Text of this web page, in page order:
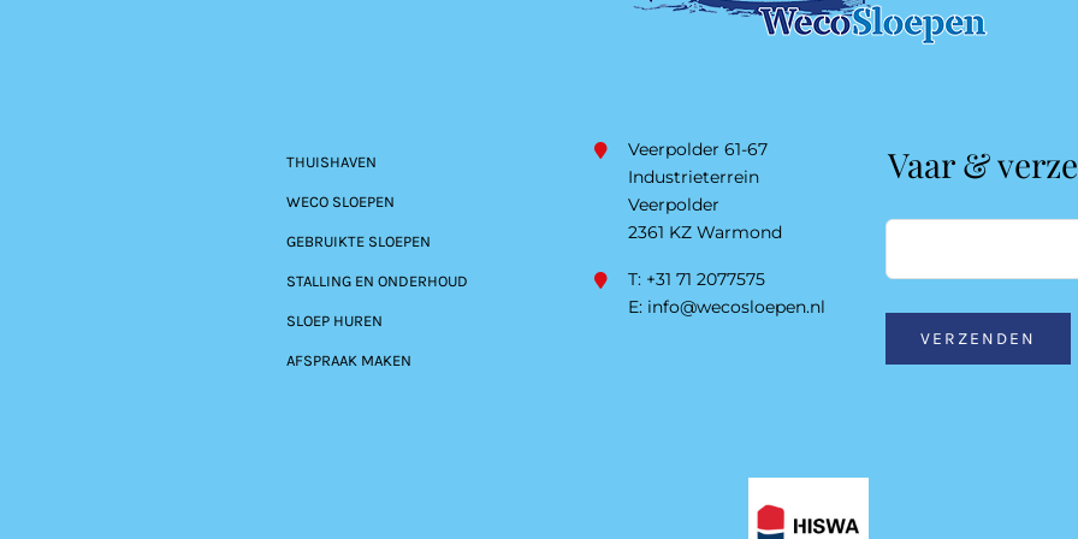
THUISHAVEN
WECO SLOEPEN
GEBRUIKTE SLOEPEN
STALLING EN ONDERHOUD
SLOEP HUREN
AFSPRAAK MAKEN
Veerpolder 61-67
Industrieterrein
Veerpolder
2361 KZ Warmond
T: +31 71 2077575
E: info@wecosloepen.nl
Vaar &
VERZENDEN